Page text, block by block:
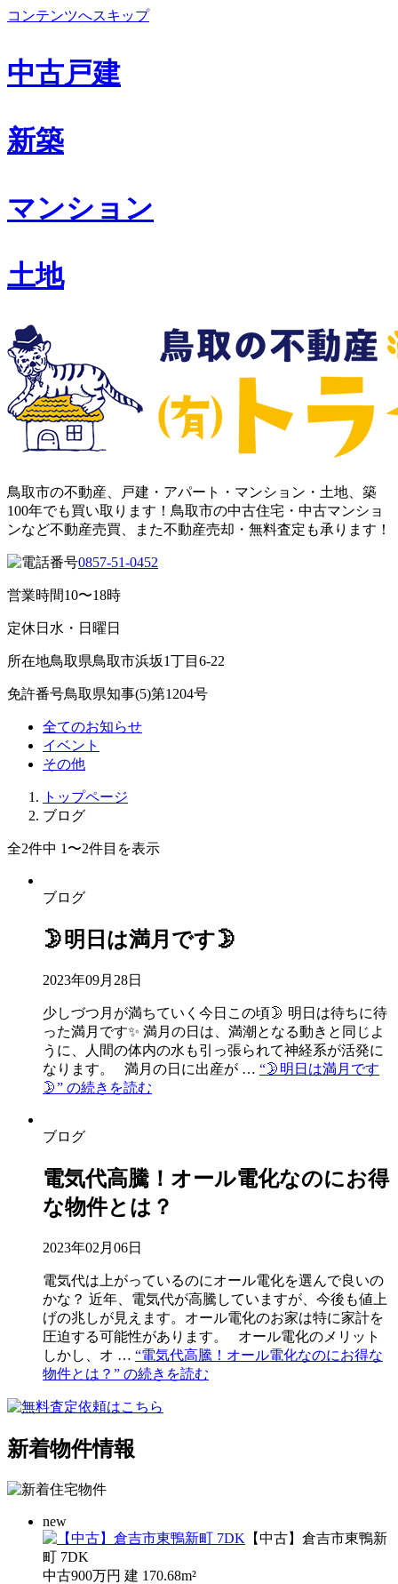
コンテンツへスキップ
中古戸建
新築
マンション
土地
鳥取市の不動産、戸建・アパート・マンション・土地、築
100年でも買い取ります！鳥取市の中古住宅・中古マンショ
ンなど不動産売買、また不動産売却・無料査定も承ります！
0857-51-0452
営業時間10〜18時
定休日 水・日曜日
所在地鳥取県鳥取市浜坂1丁目6-22
免許番号鳥取県知事(5)第1204号
全てのお知らせ
イベント
その他
トップページ
ブログ
全2件中 1〜2件目を表示
ブログ
🌛明日は満月です🌛
2023年09月28日
少しづつ月が満ちていく今日この頃🌛 明日は待ちに待
った満月です✨ 満月の日は、満潮となる動きと同じよ
うに、人間の体内の水も引っ張られて神経系が活発に
なります。 満月の日に出産が … “🌛明日は満月です
🌛” の続きを読む
ブログ
電気代高騰！オール電化なのにお得
な物件とは？
2023年02月06日
電気代は上がっているのにオール電化を選んで良いの
かな？ 近年、電気代が高騰していますが、今後も値上
げの兆しが見えます。オール電化のお家は特に家計を
圧迫する可能性があります。 オール電化のメリット
しかし、オ … “電気代高騰！オール電化なのにお得な
物件とは？” の続きを読む
新着物件情報
new
【中古】倉吉市東鴨新
町 7DK
中古900万円 建 170.68m²